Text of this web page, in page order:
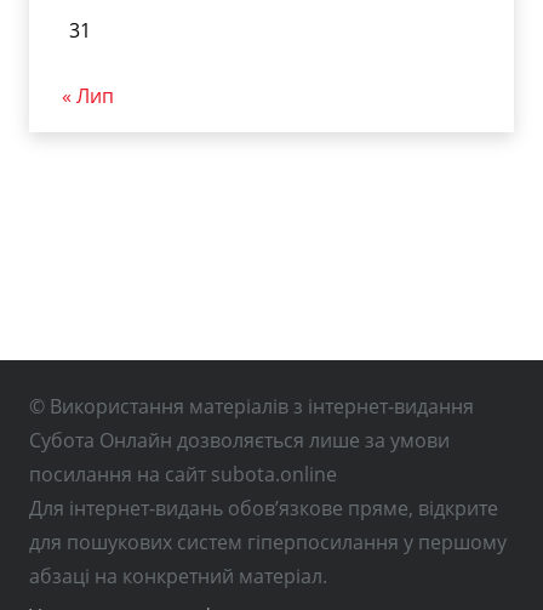
31
« Лип
© Використання матеріалів з інтернет-видання
Субота Онлайн дозволяється лише за умови
посилання на сайт subota.online
Для інтернет-видань обов’язкове пряме, відкрите
для пошукових систем гіперпосилання у першому
абзаці на конкретний матеріал.